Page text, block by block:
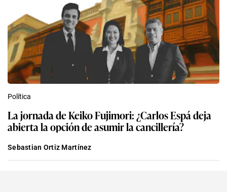
Política
La jornada de Keiko Fujimori: ¿Carlos Espá deja
abierta la opción de asumir la cancillería?
Sebastian Ortiz Martínez